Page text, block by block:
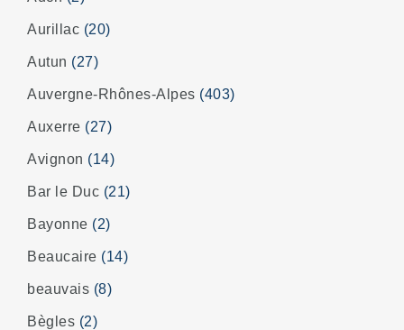
Aurillac (20)
Autun (27)
Auvergne-Rhônes-Alpes (403)
Auxerre (27)
Avignon (14)
Bar le Duc (21)
Bayonne (2)
Beaucaire (14)
beauvais (8)
Bègles (2)